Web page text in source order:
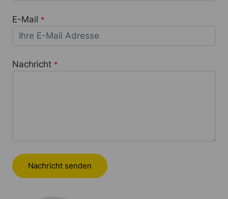
E-Mail *
Nachricht *
Nachricht senden